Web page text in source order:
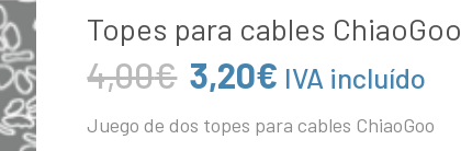
Topes para cables ChiaoGoo
4,00€ El
precio
original
3,20€ El
actual
IVA incluído
Juego de dos topes para cables ChiaoGoo